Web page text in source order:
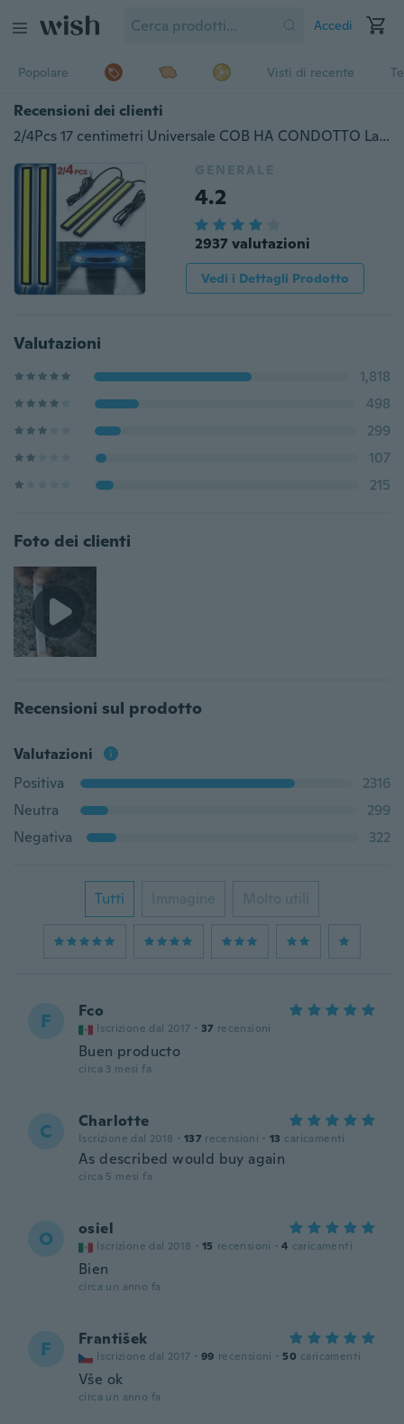
Accedi
Popolare Visti di recente
Recensioni dei clienti
2/4Pcs 17 centimetri Universale COB HA CONDOTTO La Striscia di Giorno Dell'automobile Corsa E Jogging Lampada Della Nebbia DRL Luce di Striscia di Guida Flessibile Ha Condotto La Striscia Impermeabile
GENERALE
4.2
2937 valutazioni
Vedi i Dettagli Prodotto
Valutazioni
1,818
498
299
107
215
Foto dei clienti
Recensioni sul prodotto
Valutazioni
Positiva
2316
Neutra
299
Negativa
322
Tutti Immagine Molto utili
F Fco
Iscrizione dal 2017 · 37 recensioni
Buen producto
circa 3 mesi fa
C Charlotte
Iscrizione dal 2018 · 137 recensioni · 13 caricamenti
As described would buy again
circa 5 mesi fa
O osiel
Iscrizione dal 2018 · 15 recensioni · 4 caricamenti
Bien
circa un anno fa
F František
Iscrizione dal 2017 · 99 recensioni · 50 caricamenti
Vše ok
circa un anno fa